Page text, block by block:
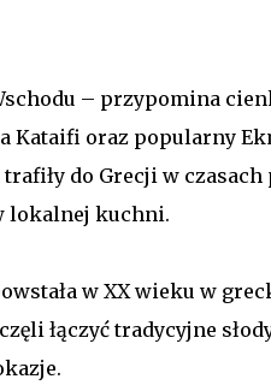
– przypomina
Kataifi oraz popularny
do Grecji w czasach
lokalnej kuchni.
w XX wieku w
łączyć tradycyjne